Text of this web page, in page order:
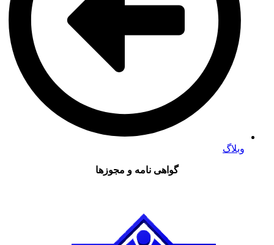
وبلاگ
گواهی نامه و مجوزها